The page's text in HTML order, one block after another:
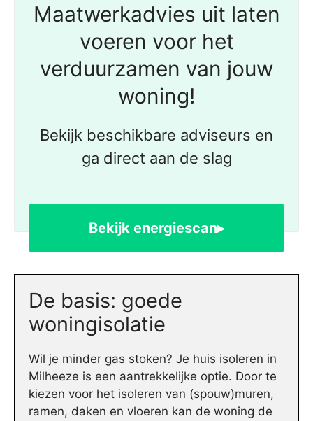
Maatwerkadvies uit laten
voeren voor het
verduurzamen van jouw
woning!
Bekijk beschikbare adviseurs en
ga direct aan de slag
Bekijk energiescan▸
De basis: goede
woningisolatie
Wil je minder gas stoken? Je huis isoleren in
Milheeze is een aantrekkelijke optie. Door te
kiezen voor het isoleren van (spouw)muren,
ramen, daken en vloeren kan de woning de